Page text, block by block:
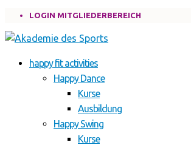
LOGIN MITGLIEDERBEREICH
happy fit activities
Happy Dance
Kurse
Ausbildung
Happy Swing
Kurse